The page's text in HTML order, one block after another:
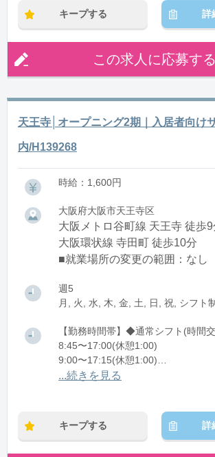
※残業：0〜20時間程度/月
キープする 詳
この求人に応募する
天王寺│オープニング2期｜入居者向け
内/H139268
時給：1,600円
大阪府大阪市天王寺区
大阪メトロ谷町線 天王寺 徒歩9
大阪環状線 寺田町 徒歩10分
■就業場所の変更の範囲：なし
週5
月, 火, 水, 木, 金, 土, 日, 祝, シフト制
【勤務時間帯】◆通常シフト(時間
8:45〜17:00(休憩1:00)
9:00〜17:15(休憩1:00)
10:00〜18:15(休憩1:00)
※残業：5〜20時間程度/月
...続きを見る
キープする 詳